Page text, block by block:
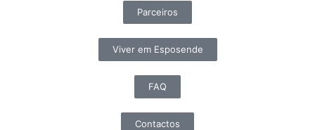
Parceiros
Viver em Esposende
FAQ
Contactos